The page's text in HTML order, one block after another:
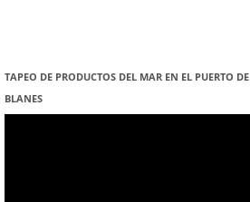
TAPEO DE PRODUCTOS DEL MAR EN EL PUERTO DE
BLANES
Reproductor